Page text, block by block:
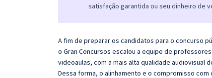
satisfação garantida ou seu dinheiro de
A fim de preparar os candidatos para o concurso
o Gran Concursos escalou a equipe de
videoaulas, com a mais alta qualidade audiovisual
Dessa forma, o alinhamento e o compromisso